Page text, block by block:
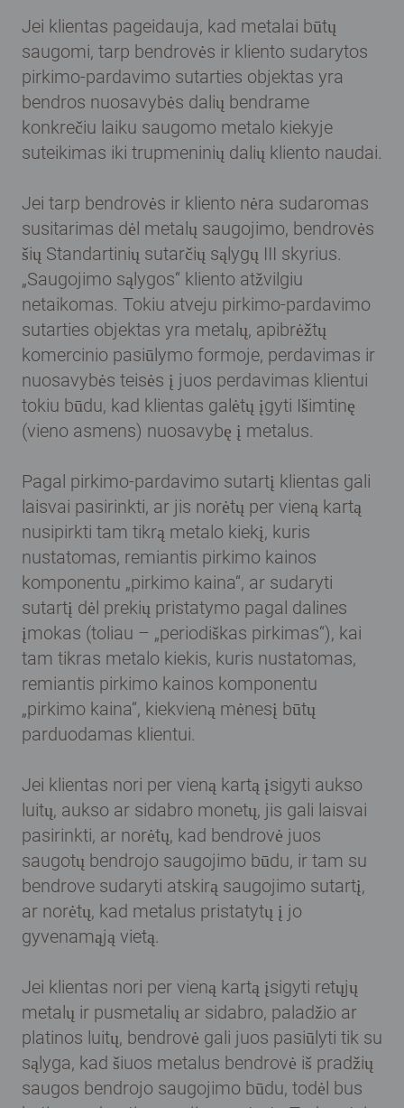
Jei klientas pageidauja, kad metalai būtų
saugomi, tarp bendrovės ir kliento sudarytos
pirkimo-pardavimo sutarties objektas yra
bendros nuosavybės dalių bendrame
konkrečiu laiku saugomo metalo kiekyje
suteikimas iki trupmeninių dalių kliento naudai.
Jei tarp bendrovės ir kliento nėra sudaromas
susitarimas dėl metalų saugojimo, bendrovės
šių Standartinių sutarčių sąlygų III skyrius.
„Saugojimo sąlygos“ kliento atžvilgiu
netaikomas. Tokiu atveju pirkimo-pardavimo
sutarties objektas yra metalų, apibrėžtų
komercinio pasiūlymo formoje, perdavimas ir
nuosavybės teisės į juos perdavimas klientui
tokiu būdu, kad klientas galėtų įgyti Išimtinę
(vieno asmens) nuosavybę į metalus.
Pagal pirkimo-pardavimo sutartį klientas gali
laisvai pasirinkti, ar jis norėtų per vieną kartą
nusipirkti tam tikrą metalo kiekį, kuris
nustatomas, remiantis pirkimo kainos
komponentu „pirkimo kaina“, ar sudaryti
sutartį dėl prekių pristatymo pagal dalines
įmokas (toliau – „periodiškas pirkimas“), kai
tam tikras metalo kiekis, kuris nustatomas,
remiantis pirkimo kainos komponentu
„pirkimo kaina“, kiekvieną mėnesį būtų
parduodamas klientui.
Jei klientas nori per vieną kartą įsigyti aukso
luitų, aukso ar sidabro monetų, jis gali laisvai
pasirinkti, ar norėtų, kad bendrovė juos
saugotų bendrojo saugojimo būdu, ir tam su
bendrove sudaryti atskirą saugojimo sutartį,
ar norėtų, kad metalus pristatytų į jo
gyvenamąją vietą.
Jei klientas nori per vieną kartą įsigyti retųjų
metalų ir pusmetalių ar sidabro, paladžio ar
platinos luitų, bendrovė gali juos pasiūlyti tik su
sąlyga, kad šiuos metalus bendrovė iš pradžių
saugos bendrojo saugojimo būdu, todėl bus